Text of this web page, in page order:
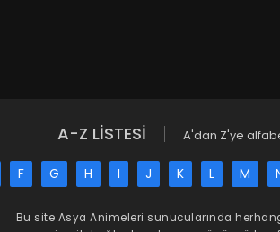
A-Z LİSTESİ A'dan Z'ye
F G H I J K L M
Bu site Asya Animeleri sunucularında